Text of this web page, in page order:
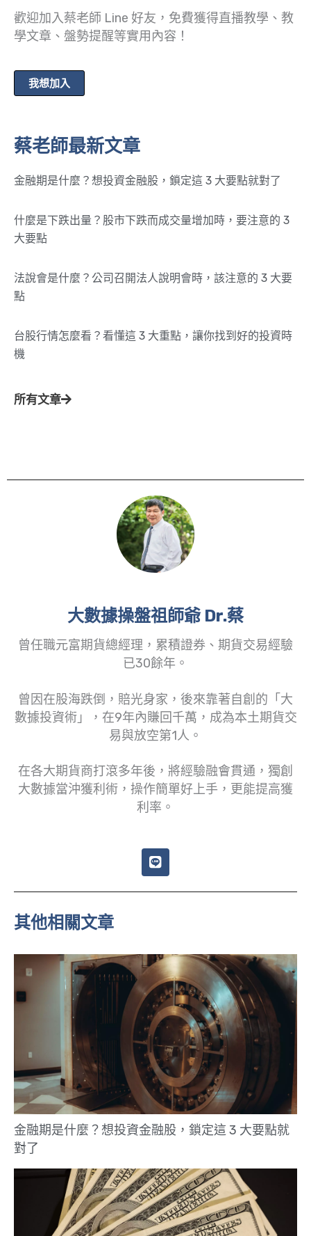
歡迎加入蔡老師 Line 好友，免費獲得直播教學、教
學文章、盤勢提醒等實用內容！
我想加入
蔡老師最新文章
金融期是什麼？想投資金融股，鎖定這 3 大要點就對了
什麼是下跌出量？股市下跌而成交量增加時，要注意的 3
大要點
法說會是什麼？公司召開法人說明會時，該注意的 3 大要
點
台股行情怎麼看？看懂這 3 大重點，讓你找到好的投資時
機
所有文章
大數據操盤祖師爺 Dr.蔡
曾任職元富期貨總經理，累積證券、期貨交易經驗
已30餘年。
曾因在股海跌倒，賠光身家，後來靠著自創的「大
數據投資術」，在9年內賺回千萬，成為本土期貨交
易與放空第1人。
在各大期貨商打滾多年後，將經驗融會貫通，獨創
大數據當沖獲利術，操作簡單好上手，更能提高獲
利率。
L
i
e
其他相關文章
金融期是什麼？想投資金融股，鎖定這 3 大要點就
對了